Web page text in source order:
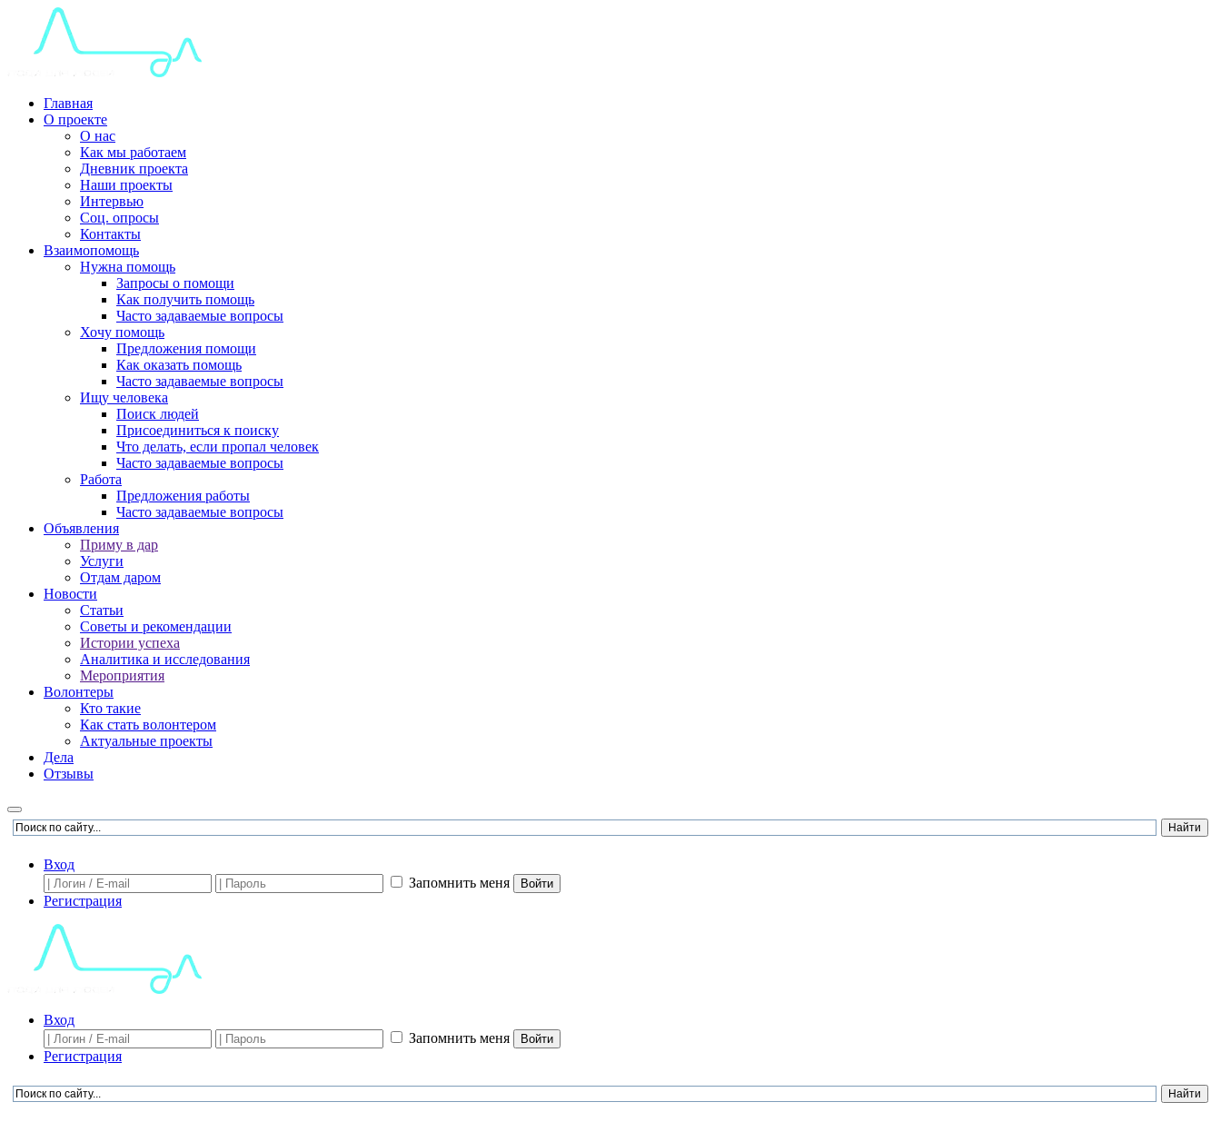
Главная
О проекте
О нас
Как мы работаем
Дневник проекта
Наши проекты
Интервью
Соц. опросы
Контакты
Взаимопомощь
Нужна помощь
Запросы о помощи
Как получить помощь
Часто задаваемые вопросы
Хочу помощь
Предложения помощи
Как оказать помощь
Часто задаваемые вопросы
Ищу человека
Поиск людей
Присоединиться к поиску
Что делать, если пропал человек
Часто задаваемые вопросы
Работа
Предложения работы
Часто задаваемые вопросы
Объявления
Приму в дар
Услуги
Отдам даром
Новости
Статьи
Советы и рекомендации
Истории успеха
Аналитика и исследования
Мероприятия
Волонтеры
Кто такие
Как стать волонтером
Актуальные проекты
Дела
Отзывы
Вход
Запомнить меня
Войти
Регистрация
Вход
Запомнить меня
Войти
Регистрация